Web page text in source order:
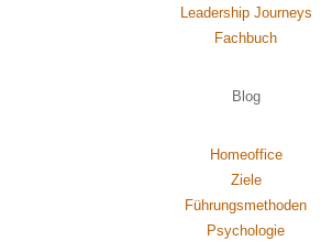
Leadership Journeys
Fachbuch
Blog
Homeoffice
Ziele
Führungsmethoden
Psychologie